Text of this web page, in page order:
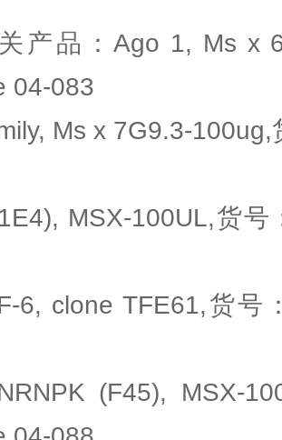
产品：Ago 1, Ms x
04-083
Ms x 7G9.3-
MSX-100UL,货
6, clone TFE61,货号
(F45), MSX-